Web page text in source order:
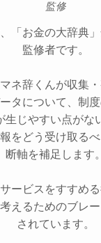
監修
「お金の大辞典
監修者です。
ネ辞くんが収集
タについて、制
生じやすい点がな
をどう受け取る
断軸を補足します。
ービスをすすめる
えるためのブレ
されています。